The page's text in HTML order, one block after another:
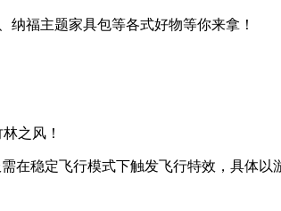
福主题家具包等各式好物等你来拿！
之风！
在稳定飞行模式下触发飞行特效，具体以